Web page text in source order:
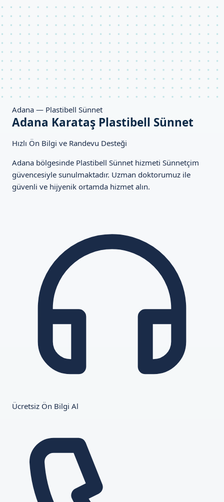
Adana — Plastibell Sünnet
Adana Karataş Plastibell Sünnet
Hızlı Ön Bilgi ve Randevu Desteği
Adana bölgesinde Plastibell Sünnet hizmeti Sünnetçim
güvencesiyle sunulmaktadır. Uzman doktorumuz ile
güvenli ve hijyenik ortamda hizmet alın.
Ücretsiz Ön Bilgi Al